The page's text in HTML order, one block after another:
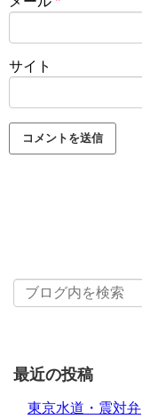
サイト
最近の投稿
東京水道・震対弁